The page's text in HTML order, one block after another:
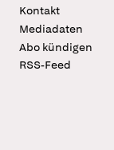
Kontakt
Mediadaten
Abo kündigen
RSS-Feed